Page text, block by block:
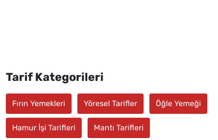
Tarif Kategorileri
Fırın Yemekleri Yöresel Tarifler Öğle Yemeği
Hamur İşi Tarifleri Mantı Tarifleri